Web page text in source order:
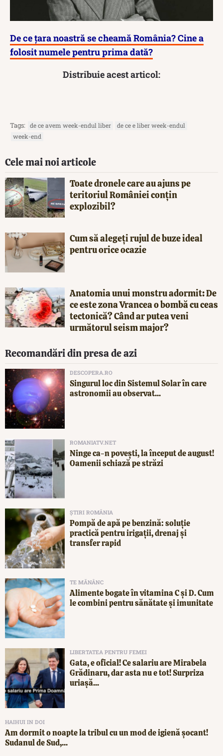
De ce țara noastră se cheamă România? Cine a
folosit numele pentru prima dată?
Distribuie acest articol:
Tags: de ce avem week-endul liber
de ce e liber week-endul
week-end
Cele mai noi articole
Toate dronele care au ajuns pe
teritoriul României conțin
explozibil?
Cum să alegeți rujul de buze ideal
pentru orice ocazie
Anatomia unui monstru adormit: De
ce este zona Vrancea o bombă cu ceas
tectonică? Când ar putea veni
următorul seism major?
Recomandări din presa de azi
DESCOPERA.RO
Singurul loc din Sistemul Solar în care
astronomii au observat...
ROMANIATV.NET
Ninge ca-n povești, la început de august!
Oamenii schiază pe străzi
ȘTIRI ROMÂNIA
Pompă de apă pe benzină: soluție
practică pentru irigații, drenaj și
transfer rapid
TE MĂNÂNC
Alimente bogate în vitamina C și D. Cum
le combini pentru sănătate și imunitate
LIBERTATEA PENTRU FEMEI
Gata, e oficial! Ce salariu are Mirabela
Grădinaru, dar asta nu e tot! Surpriza
uriașă...
HAIHUI IN DOI
Am dormit o noapte la tribul cu un mod de igienă șocant!
Sudanul de Sud,...